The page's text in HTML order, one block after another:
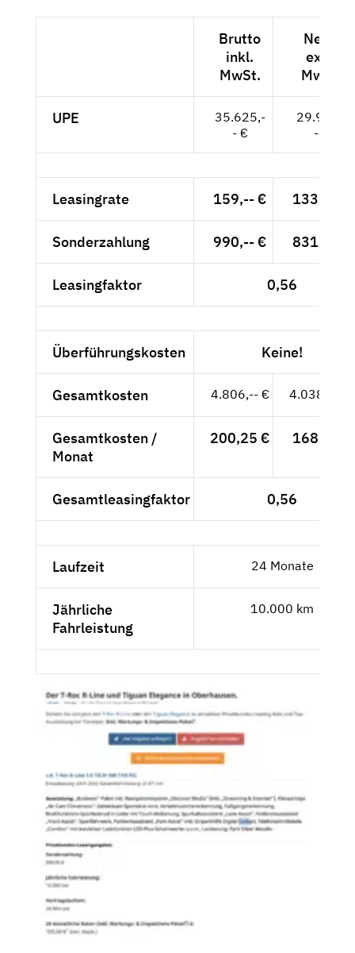
Brutto
inkl.
MwSt.
Netto
exkl.
MwSt.
UPE
35.625,-
- €
29.937,-
- €
Leasingrate 159,-- € 133,61 €
Sonderzahlung 990,-- € 831,93 €
Leasingfaktor 0,56
Überführungskosten Keine!
Gesamtkosten 4.806,-- € 4.038,66 €
Gesamtkosten /
Monat
200,25 € 168,28 €
Gesamtleasingfaktor 0,56
Laufzeit 24 Monate
Jährliche
Fahrleistung
10.000 km